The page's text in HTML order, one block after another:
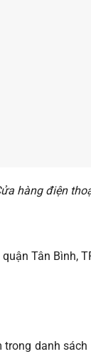
hàng điện
Tân Bình,
trong danh